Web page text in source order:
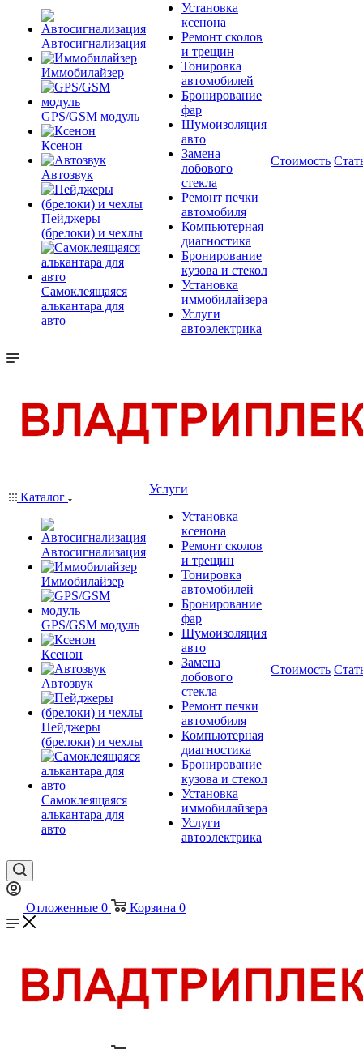
Автосигнализация
Иммобилайзер
GPS/GSM модуль
Ксенон
Автозвук
Пейджеры
(брелоки) и чехлы
Самоклеящаяся
алькантара для
авто
Установка
ксенона
Ремонт сколов
и трещин
Тонировка
автомобилей
Бронирование
фар
Шумоизоляция
авто
Замена
лобового
стекла
Ремонт печки
автомобиля
Компьютерная
диагностика
Бронирование
кузова и стекол
Установка
иммобилайзера
Услуги
автоэлектрика
Стоимость
Каталог
Автосигнализация
Иммобилайзер
GPS/GSM модуль
Ксенон
Автозвук
Пейджеры
(брелоки) и чехлы
Самоклеящаяся
алькантара для
авто
Услуги
Установка
ксенона
Ремонт сколов
и трещин
Тонировка
автомобилей
Бронирование
фар
Шумоизоляция
авто
Замена
лобового
стекла
Ремонт печки
автомобиля
Компьютерная
диагностика
Бронирование
кузова и стекол
Установка
иммобилайзера
Услуги
автоэлектрика
Стоимость
Отложенные 0 Корзина 0